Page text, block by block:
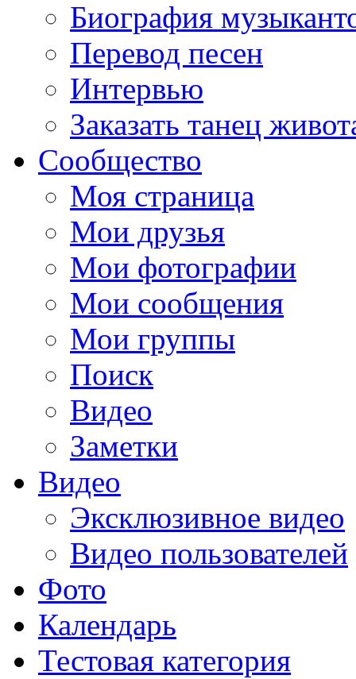
Биография
Перевод песен
Интервью
Заказать танец
Сообщество
Моя страница
Мои друзья
Мои фотографии
Мои сообщения
Мои группы
Поиск
Видео
Заметки
Видео
Эксклюзивное видео
Видео пользователей
Фото
Календарь
Тестовая категория